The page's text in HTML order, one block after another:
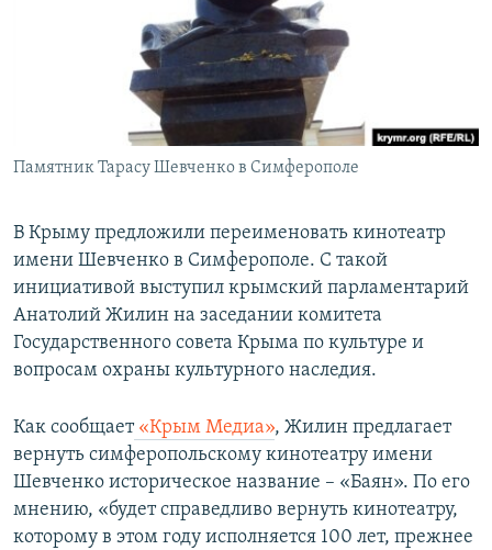
ПОБЕДИТЕЛЕЙ НЕ СУДЯТ?
КРЫМ.НЕПОКОРЕННЫЙ
УКРАИНСКАЯ ПРОБЛЕМА КРЫМА
Все сайты RFE/RL
Памятник Тарасу Шевченко в Симферополе
В Крыму предложили переименовать кинотеатр
имени Шевченко в Симферополе. С такой
инициативой выступил крымский парламентарий
Анатолий Жилин на заседании комитета
Государственного совета Крыма по культуре и
вопросам охраны культурного наследия.
Как сообщает«Крым Медиа», Жилин предлагает
вернуть симферопольскому кинотеатру имени
Шевченко историческое название – «Баян». По его
мнению, «будет справедливо вернуть кинотеатру,
которому в этом году исполняется 100 лет, прежнее